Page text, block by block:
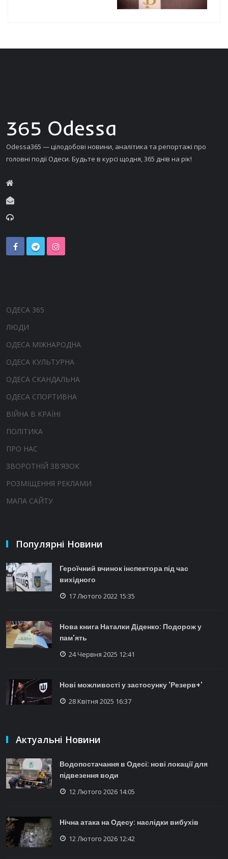
Odessa365 — цілодобові новини, аналітика та репортажі про
головні події Одеси. Будьте в курсі щодня, 365 днів на рік!
ОДЕСА 365
ЛЮДИ
ОДЕСА МІЖНАРОДНА
ОДЕСА КУЛЬТУРНА
ОДЕСА СКАНДАЛЬНА
ОДЕСА СПОРТИВНА
ВІЙНА В КРАЇНІ
ПОЛІТИКА
ПРО НАС
ЗВОРОТНІЙ ЗВ'ЯЗОК
РОЗМІЩЕННЯ РЕКЛАМИ
МАПА САЙТУ
Популярні Новини
Героїчний вчинок інспектора під час
вихідного
17 Лютого 2022 15:35
Нова книга Наталки Діденко: Подорож у
пам'ять
24 Червня 2025 12:41
Нові можливості у застосунку 'Резерв+'
28 Квітня 2025 16:37
Актуальні Новини
Водопостачання в Одесі: нові локації для
підвезення води
12 Лютого 2026 14:05
Нічна атака на Одесу: наслідки вибухів
12 Лютого 2026 12:42